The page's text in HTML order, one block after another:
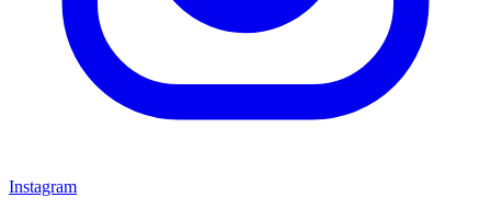
Instagram